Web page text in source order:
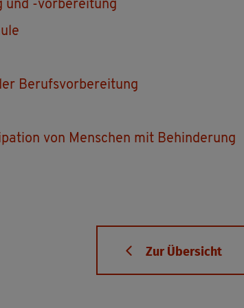
und -vor­be­rei­tung
Be­rufs­vor­be­rei­tung
von Men­schen mit Be­hin­de­rung
Zur Über­sicht